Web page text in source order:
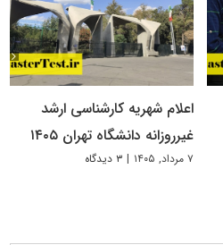
اعلام شهریه کارشناسی ارشد
غیرروزانه دانشگاه تهران ۱۴۰۵
۷ مرداد, ۱۴۰۵ | ۳ دیدگاه